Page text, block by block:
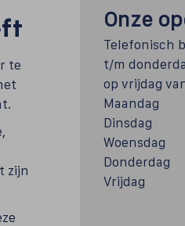
te
zijn
Onze
Telefonisch
t/m
op vrijdag
Maandag
Dinsdag
Woensdag
Donderdag
Vrijdag